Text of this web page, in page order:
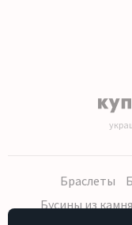
Браслеты
Бусины из